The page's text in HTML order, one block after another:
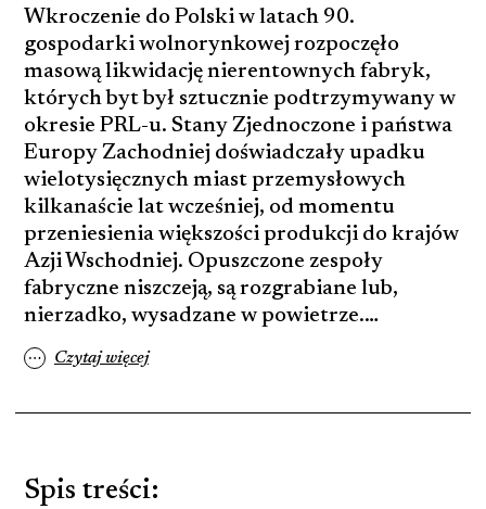
Wkroczenie do Polski w latach 90.
gospodarki wolnorynkowej rozpoczęło
masową likwidację nierentownych fabryk,
których byt był sztucznie podtrzymywany w
okresie PRL-u. Stany Zjednoczone i państwa
Europy Zachodniej doświadczały upadku
wielotysięcznych miast przemysłowych
kilkanaście lat wcześniej, od momentu
przeniesienia większości produkcji do krajów
Azji Wschodniej. Opuszczone zespoły
fabryczne niszczeją, są rozgrabiane lub,
nierzadko, wysadzane w powietrze.…
… Czytaj więcej
Spis treści: